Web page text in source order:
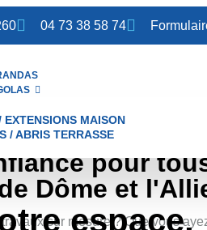
04 73 38 58 74
EXTENSIONS MAISON
/ ABRIS TERRASSE
espace,
pour
Dôme et
sur mesure ? Que vous